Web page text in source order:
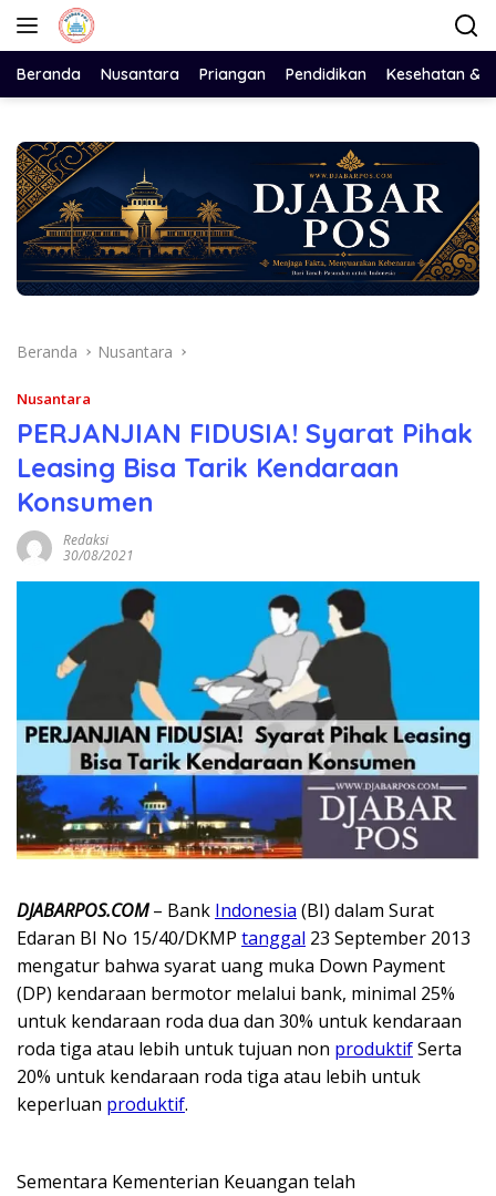
Langsung
Beranda Nusantara Priangan Pendidikan Kesehatan &
Beranda Nusantara
Nusantara
PERJANJIAN FIDUSIA! Syarat Pihak
Leasing Bisa Tarik Kendaraan
Konsumen
Redaksi
30/08/2021
DJABARPOS.COM– Bank Indonesia (BI) dalam Surat
Edaran BI No 15/40/DKMP tanggal 23 September 2013
mengatur bahwa syarat uang muka Down Payment
(DP) kendaraan bermotor melalui bank, minimal 25%
untuk kendaraan roda dua dan 30% untuk kendaraan
roda tiga atau lebih untuk tujuan non produktifSerta
20% untuk kendaraan roda tiga atau lebih untuk
keperluan produktif.
Sementara Kementerian Keuangan telah